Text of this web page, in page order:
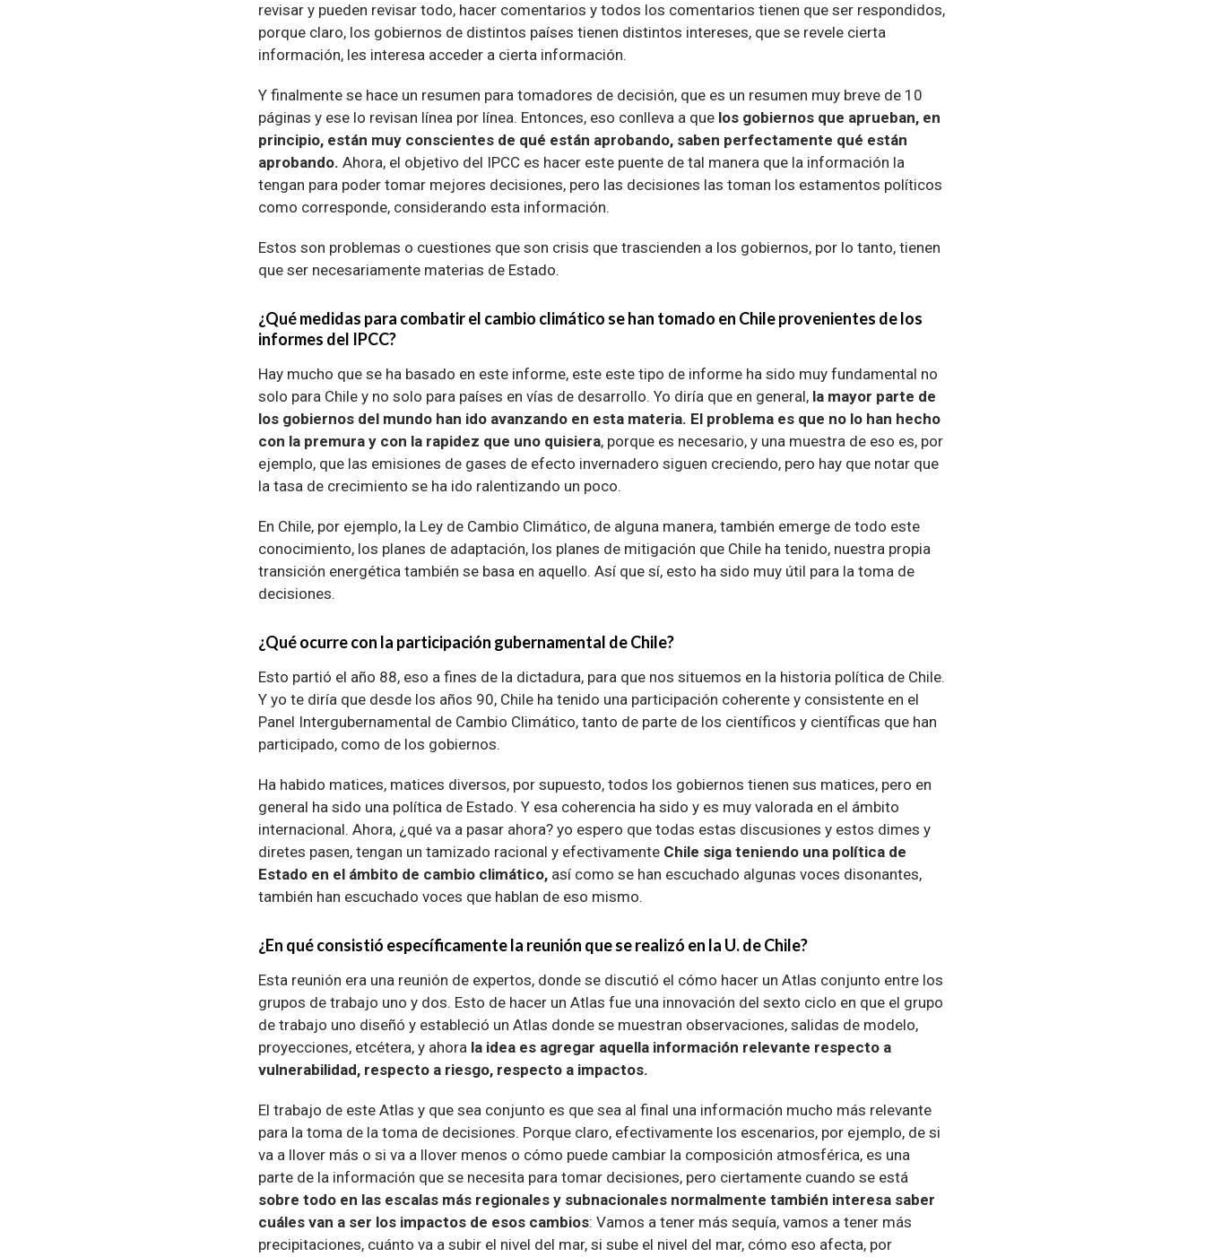
revisar y pueden revisar todo, hacer comentarios y todos los comentarios tienen que ser respondidos,
porque claro, los gobiernos de distintos países tienen distintos intereses, que se revele cierta
información, les interesa acceder a cierta información.
Y finalmente se hace un resumen para tomadores de decisión, que es un resumen muy breve de 10
páginas y ese lo revisan línea por línea. Entonces, eso conlleva a que los gobiernos que aprueban, en
principio, están muy conscientes de qué están aprobando, saben perfectamente qué están
aprobando. Ahora, el objetivo del IPCC es hacer este puente de tal manera que la información la
tengan para poder tomar mejores decisiones, pero las decisiones las toman los estamentos políticos
como corresponde, considerando esta información.
Estos son problemas o cuestiones que son crisis que trascienden a los gobiernos, por lo tanto, tienen
que ser necesariamente materias de Estado.
¿Qué medidas para combatir el cambio climático se han tomado en Chile provenientes de los
informes del IPCC?
Hay mucho que se ha basado en este informe, este este tipo de informe ha sido muy fundamental no
solo para Chile y no solo para países en vías de desarrollo. Yo diría que en general, la mayor parte de
los gobiernos del mundo han ido avanzando en esta materia. El problema es que no lo han hecho
con la premura y con la rapidez que uno quisiera, porque es necesario, y una muestra de eso es, por
ejemplo, que las emisiones de gases de efecto invernadero siguen creciendo, pero hay que notar que
la tasa de crecimiento se ha ido ralentizando un poco.
En Chile, por ejemplo, la Ley de Cambio Climático, de alguna manera, también emerge de todo este
conocimiento, los planes de adaptación, los planes de mitigación que Chile ha tenido, nuestra propia
transición energética también se basa en aquello. Así que sí, esto ha sido muy útil para la toma de
decisiones.
¿Qué ocurre con la participación gubernamental de Chile?
Esto partió el año 88, eso a fines de la dictadura, para que nos situemos en la historia política de Chile.
Y yo te diría que desde los años 90, Chile ha tenido una participación coherente y consistente en el
Panel Intergubernamental de Cambio Climático, tanto de parte de los científicos y científicas que han
participado, como de los gobiernos.
Ha habido matices, matices diversos, por supuesto, todos los gobiernos tienen sus matices, pero en
general ha sido una política de Estado. Y esa coherencia ha sido y es muy valorada en el ámbito
internacional. Ahora, ¿qué va a pasar ahora? yo espero que todas estas discusiones y estos dimes y
diretes pasen, tengan un tamizado racional y efectivamente Chile siga teniendo una política de
Estado en el ámbito de cambio climático, así como se han escuchado algunas voces disonantes,
también han escuchado voces que hablan de eso mismo.
¿En qué consistió específicamente la reunión que se realizó en la U. de Chile?
Esta reunión era una reunión de expertos, donde se discutió el cómo hacer un Atlas conjunto entre los
grupos de trabajo uno y dos. Esto de hacer un Atlas fue una innovación del sexto ciclo en que el grupo
de trabajo uno diseñó y estableció un Atlas donde se muestran observaciones, salidas de modelo,
proyecciones, etcétera, y ahora la idea es agregar aquella información relevante respecto a
vulnerabilidad, respecto a riesgo, respecto a impactos.
El trabajo de este Atlas y que sea conjunto es que sea al final una información mucho más relevante
para la toma de la toma de decisiones. Porque claro, efectivamente los escenarios, por ejemplo, de si
va a llover más o si va a llover menos o cómo puede cambiar la composición atmosférica, es una
parte de la información que se necesita para tomar decisiones, pero ciertamente cuando se está
sobre todo en las escalas más regionales y subnacionales normalmente también interesa saber
cuáles van a ser los impactos de esos cambios: Vamos a tener más sequía, vamos a tener más
precipitaciones, cuánto va a subir el nivel del mar, si sube el nivel del mar, cómo eso afecta, por